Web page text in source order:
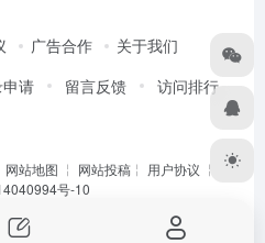
广告合作
关于我们
请 留言反馈 访问排行
网站地图 ╎ 网站投稿 ╎ 用户协议 ╎
号-10